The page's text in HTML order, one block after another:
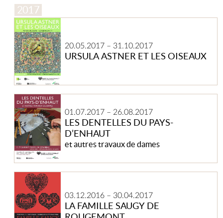
URSULA ASTNER ET LES OISEAUX
20.05.2017 – 31.10.2017
Ursula
Astner
et
les
oiseaux
LES DENTELLES DU PAYS-
D’ENHAUT
et autres travaux de dames
01.07.2017 – 26.08.2017
Les
dentelles
du
Pays-
d’Enhaut
LA FAMILLE SAUGY DE
03.12.2016 – 30.04.2017
La
famille
Saugy
de
Rougemont